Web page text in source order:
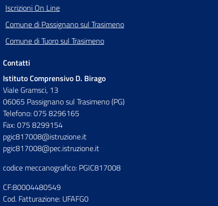
Iscrizioni On Line
Comune di Passignano sul Trasimeno
Comune di Tuoro sul Trasimeno
Contatti
Istituto Comprensivo D. Birago
Viale Gramsci, 13
06065 Passignano sul Trasimeno (PG)
Telefono: 075 8296165
Fax: 075 8299154
pgic817008@istruzione.it
pgic817008@pec.istruzione.it
codice meccanografico: PGIC817008
CF:80004480549
Cod. Fatturazione: UFAFG0